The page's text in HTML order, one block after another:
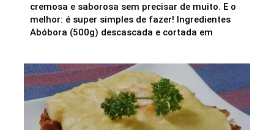
cremosa e saborosa sem precisar de muito. E o
melhor: é super simples de fazer! Ingredientes
Abóbora (500g) descascada e cortada em